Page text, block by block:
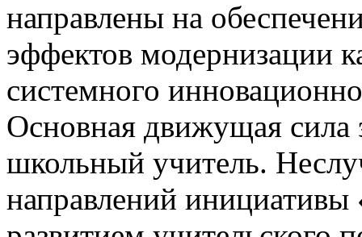
направлены на
эффектов модернизации
системного
Основная движущая
школьный учитель.
направлений